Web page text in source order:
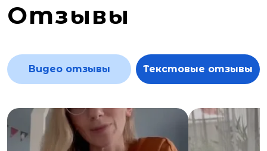
Отзывы
Видео отзывы Текстовые отзывы